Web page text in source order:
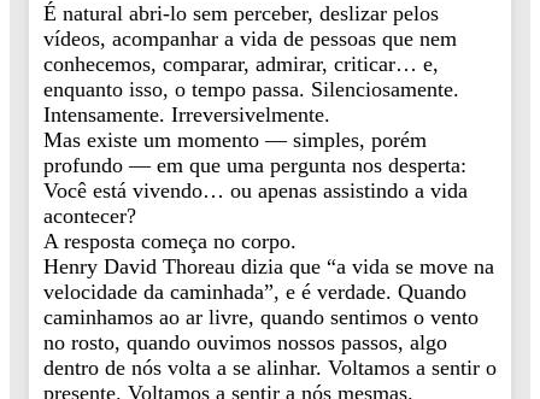
É natural abri-lo sem perceber, deslizar pelos
vídeos, acompanhar a vida de pessoas que nem
conhecemos, comparar, admirar, criticar… e,
enquanto isso, o tempo passa. Silenciosamente.
Intensamente. Irreversivelmente.
Mas existe um momento — simples, porém
profundo — em que uma pergunta nos desperta:
Você está vivendo… ou apenas assistindo a vida
acontecer?
A resposta começa no corpo.
Henry David Thoreau dizia que “a vida se move na
velocidade da caminhada”, e é verdade. Quando
caminhamos ao ar livre, quando sentimos o vento
no rosto, quando ouvimos nossos passos, algo
dentro de nós volta a se alinhar. Voltamos a sentir o
presente. Voltamos a sentir a nós mesmas.